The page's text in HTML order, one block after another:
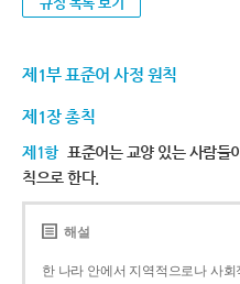
제1부 표준어 사정 원칙
제1장 총칙
제1항 표준어는 교양 있는 사람들
칙으로 한다.
해설
한 나라 안에서 지역적으로나 사